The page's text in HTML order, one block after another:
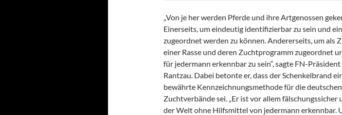
„Von je her werden Pferde und ihre Artgenossen
Einerseits, um eindeutig identifizierbar zu sein und
zugeordnet werden zu können. Andererseits, um als
einer Rasse und deren Zuchtprogramm zugeordnet
für jedermann erkennbar zu sein“, sagte FN-
Rantzau. Dabei betonte er, dass der Schenkelbrand
bewährte Kennzeichnungsmethode für die deutschen
Zuchtverbände sei. „Er ist vor allem fälschungssicher
der Welt ohne Hilfsmittel von jedermann erkennbar.